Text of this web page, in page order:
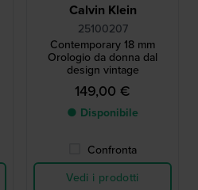
Calvin Klein
25100207
Contemporary 18 mm
Orologio da donna dal
design vintage
149,00 €
● Disponibile
Confronta
Vedi i prodotti